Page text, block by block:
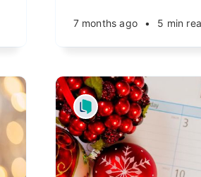
7 months ago • 5 min